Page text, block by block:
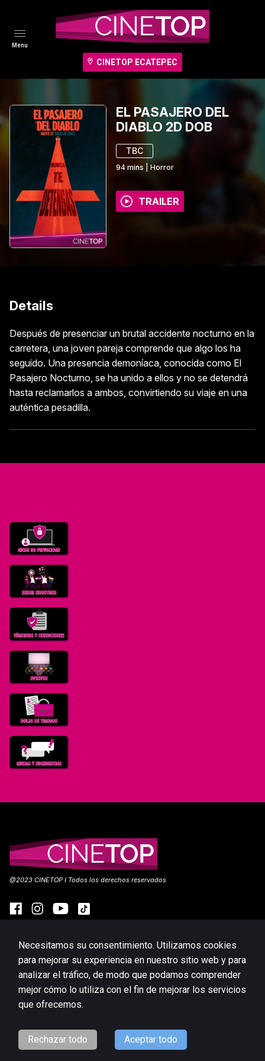
CINETOP ECATEPEC
Menu
EL PASAJERO DEL
DIABLO 2D DOB
TBC
94 mins Horror
TRAILER
Details
Después de presenciar un brutal accidente nocturno en la
carretera, una joven pareja comprende que algo los ha
seguido. Una presencia demoníaca, conocida como El
Pasajero Nocturno, se ha unido a ellos y no se detendrá
hasta reclamarlos a ambos, convirtiendo su viaje en una
auténtica pesadilla.
@2023 CINETOP I Todos los derechos reservados
PROMOCIONES UBICACIONES
TOPOINTS
Website platform (C) Limited 2026
Necesitamos su consentimiento. Utilizamos cookies
para mejorar su experiencia en nuestro sitio web y para
analizar el tráfico, de modo que podamos comprender
mejor cómo lo utiliza con el fin de mejorar los servicios
que ofrecemos.
Rechazar todo Aceptar todo